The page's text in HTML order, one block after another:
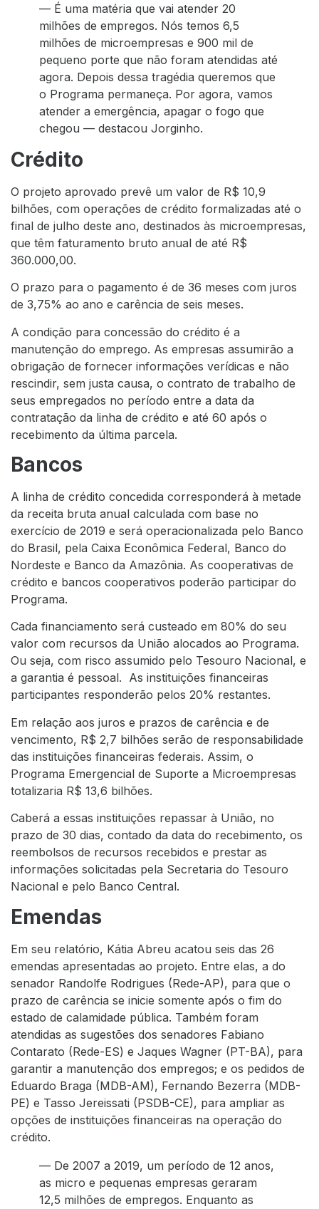
— É uma matéria que vai atender 20
milhões de empregos. Nós temos 6,5
milhões de microempresas e 900 mil de
pequeno porte que não foram atendidas até
agora. Depois dessa tragédia queremos que
o Programa permaneça. Por agora, vamos
atender a emergência, apagar o fogo que
chegou — destacou Jorginho.
Crédito
O projeto aprovado prevê um valor de R$ 10,9
bilhões, com operações de crédito formalizadas até o
final de julho deste ano, destinados às microempresas,
que têm faturamento bruto anual de até R$
360.000,00.
O prazo para o pagamento é de 36 meses com juros
de 3,75% ao ano e carência de seis meses.
A condição para concessão do crédito é a
manutenção do emprego. As empresas assumirão a
obrigação de fornecer informações verídicas e não
rescindir, sem justa causa, o contrato de trabalho de
seus empregados no período entre a data da
contratação da linha de crédito e até 60 após o
recebimento da última parcela.
Bancos
A linha de crédito concedida corresponderá à metade
da receita bruta anual calculada com base no
exercício de 2019 e será operacionalizada pelo Banco
do Brasil, pela Caixa Econômica Federal, Banco do
Nordeste e Banco da Amazônia. As cooperativas de
crédito e bancos cooperativos poderão participar do
Programa.
Cada financiamento será custeado em 80% do seu
valor com recursos da União alocados ao Programa.
Ou seja, com risco assumido pelo Tesouro Nacional, e
a garantia é pessoal. As instituições financeiras
participantes responderão pelos 20% restantes.
Em relação aos juros e prazos de carência e de
vencimento, R$ 2,7 bilhões serão de responsabilidade
das instituições financeiras federais. Assim, o
Programa Emergencial de Suporte a Microempresas
totalizaria R$ 13,6 bilhões.
Caberá a essas instituições repassar à União, no
prazo de 30 dias, contado da data do recebimento, os
reembolsos de recursos recebidos e prestar as
informações solicitadas pela Secretaria do Tesouro
Nacional e pelo Banco Central.
Emendas
Em seu relatório, Kátia Abreu acatou seis das 26
emendas apresentadas ao projeto. Entre elas, a do
senador Randolfe Rodrigues (Rede-AP), para que o
prazo de carência se inicie somente após o fim do
estado de calamidade pública. Também foram
atendidas as sugestões dos senadores Fabiano
Contarato (Rede-ES) e Jaques Wagner (PT-BA), para
garantir a manutenção dos empregos; e os pedidos de
Eduardo Braga (MDB-AM), Fernando Bezerra (MDB-
PE) e Tasso Jereissati (PSDB-CE), para ampliar as
opções de instituições financeiras na operação do
crédito.
— De 2007 a 2019, um período de 12 anos,
as micro e pequenas empresas geraram
12,5 milhões de empregos. Enquanto as